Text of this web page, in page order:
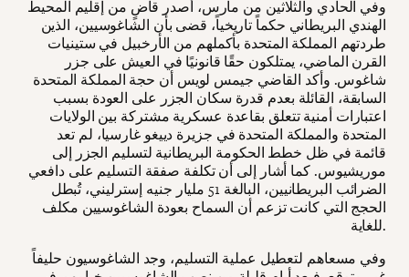
وفي الحادي والثلاثين من مارس، أصدر قاضٍ من إقليم المحيط
الهندي البريطاني حكماً تاريخياً، قضى بأن الشاغوسيين، الذين
طردتهم المملكة المتحدة بأكملهم من الأرخبيل في ستينيات
القرن الماضي، يمتلكون حقًا قانونيًا في العيش على جزر
شاغوس. وأكد القاضي جيمس لويس أن حجة المملكة المتحدة
السابقة، القائلة بعدم قدرة سكان الجزر على العودة بسبب
اعتبارات أمنية تتعلق بقاعدة عسكرية مشتركة بين الولايات
المتحدة والمملكة المتحدة في جزيرة دييغو غارسيا، لم تعد
قائمة في ظل خطط الحكومة البريطانية لتسليم الجزر إلى
موريشيوس. كما أشار إلى أن تكلفة صفقة التسليم على دافعي
الضرائب البريطانيين، البالغة 51 مليار جنيه إسترليني، تُبطل
الحجج التي كانت تزعم أن السماح بعودة الشاغوسيين مكلف
للغاية.
وفي مسعاهم لتعطيل عملية التسليم، وجد الشاغوسيون حليفاً